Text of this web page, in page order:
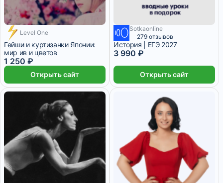
Level One
Гейши и куртизанки Японии:
мир ив и цветов
1 250 ₽
Открыть сайт
Sotkaonline
279 отзывов
История | ЕГЭ 2027
3 990 ₽
Открыть сайт